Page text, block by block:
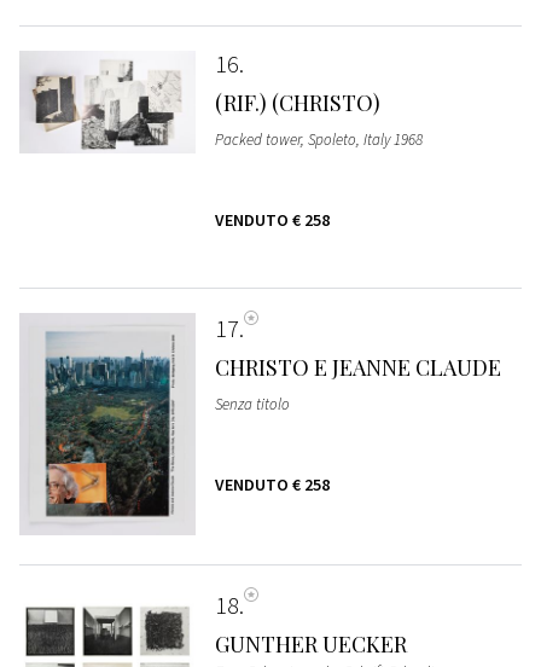
16
(RIF.) (CHRISTO)
Packed tower, Spoleto, Italy 1968
VENDUTO € 258
17
CHRISTO E JEANNE CLAUDE
Senza titolo
VENDUTO € 258
18
GUNTHER UECKER